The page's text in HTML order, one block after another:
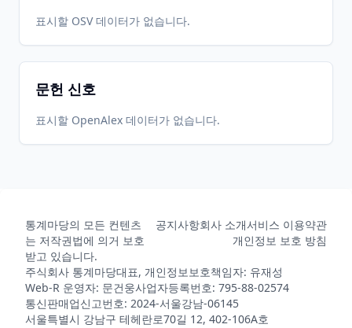
표시할 OSV 데이터가 없습니다.
문헌 신호
표시할 OpenAlex 데이터가 없습니다.
통계마당의 모든 컨텐츠
는 저작권법에 의거 보호
받고 있습니다.
공지사항회사 소개서비스 이용약관
개인정보 보호 방침
주식회사 통계마당대표, 개인정보보호책임자: 유재성
Web-R 운영자: 문건웅사업자등록번호: 795-88-02574
통신판매업신고번호: 2024-서울강남-06145
서울특별시 강남구 테헤란로70길 12, 402-106A호